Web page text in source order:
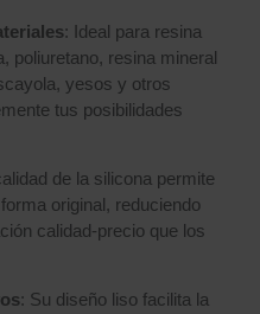
: Ideal para resina
poliuretano, resina mineral
yesos y otros
tus posibilidades
de la silicona permite
original, reduciendo
calidad-precio que los
: Su diseño liso facilita la